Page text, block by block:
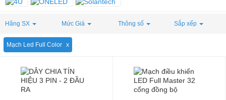
Hãng SX Mức Giá Thông số Sắp xếp
Mạch Led Full Color